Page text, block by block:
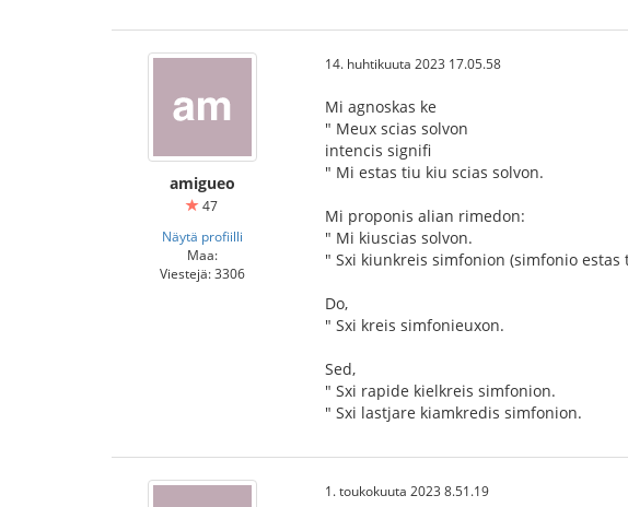
amigueo
47
Näytä profiilli
Maa:
Viestejä: 3306
14. huhtikuuta 2023 17.05.58
Mi agnoskas ke
" Meux scias solvon
intencis signifi
" Mi estas tiu kiu scias solvon.
Mi proponis alian rimedon:
" Mi kiuscias solvon.
" Sxi kiunkreis simfonion (simfonio estas
Do,
" Sxi kreis simfonieuxon.
Sed,
" Sxi rapide kielkreis simfonion.
" Sxi lastjare kiamkredis simfonion.
1. toukokuuta 2023 8.51.19